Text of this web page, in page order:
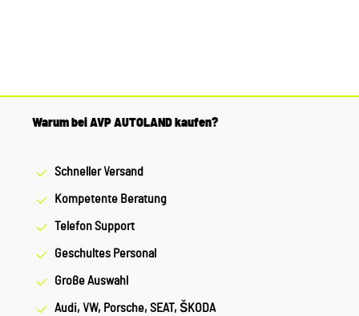
Warum bei AVP AUTOLAND kaufen?
Schneller Versand
Kompetente Beratung
Telefon Support
Geschultes Personal
Große Auswahl
Audi, VW, Porsche, SEAT, ŠKODA